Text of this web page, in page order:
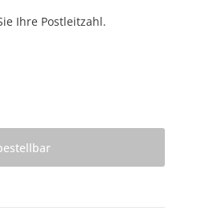
Ihre Postleitzahl.